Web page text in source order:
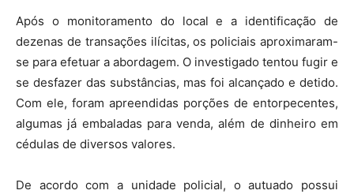
Após o monitoramento do local e a identificação de
dezenas de transações ilícitas, os policiais aproximaram-
se para efetuar a abordagem. O investigado tentou fugir e
se desfazer das substâncias, mas foi alcançado e detido.
Com ele, foram apreendidas porções de entorpecentes,
algumas já embaladas para venda, além de dinheiro em
cédulas de diversos valores.
De acordo com a unidade policial, o autuado possui